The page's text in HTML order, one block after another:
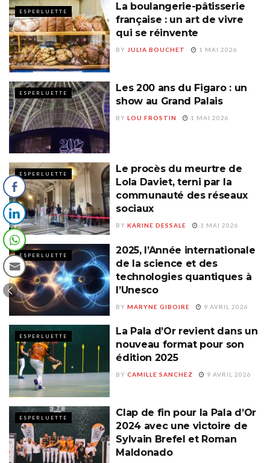
ESPERLUETTE
La boulangerie-pâtisserie
française : un art de vivre
qui se réinvente
BY JULIA BOUCHET 1 MAI 2026
ESPERLUETTE
Les 200 ans du Figaro : un
show au Grand Palais
BY LOU FROSTIN 1 MAI 2026
ESPERLUETTE
Le procès du meurtre de
Lola Daviet, terni par la
communauté des réseaux
sociaux
BY KARINE DESSALE 1 MAI 2026
ESPERLUETTE
2025, l’Année internationale
de la science et des
technologies quantiques à
l’Unesco
BY MARYNE GIBOIRE 9 AVRIL 2026
ESPERLUETTE
La Pala d’Or revient dans un
nouveau format pour son
édition 2025
BY CAMILLE SANCHEZ 9 AVRIL 2026
ESPERLUETTE
Clap de fin pour la Pala d’Or
2024 avec une victoire de
Sylvain Brefel et Roman
Maldonado